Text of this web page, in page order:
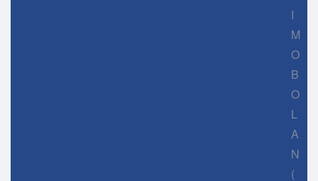
I
M
O
B
O
L
A
N
(